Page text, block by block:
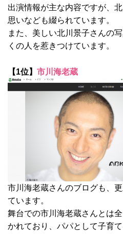
出演情報が主な内容ですが、
思いなども綴られています。
また、美しい北川景子さんの
くの人を惹きつけています。
【1位】 市川海老蔵
市川海老蔵さんのブログも、
ています。
舞台での市川海老蔵さんとは
かれており、パパとして子育